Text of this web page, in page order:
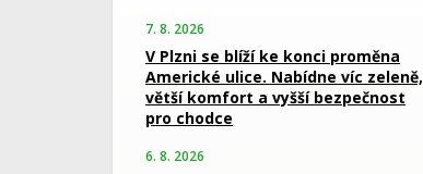
7. 8. 2026
V Plzni se blíží ke konci proměna
Americké ulice. Nabídne víc zeleně,
větší komfort a vyšší bezpečnost
pro chodce
6. 8. 2026